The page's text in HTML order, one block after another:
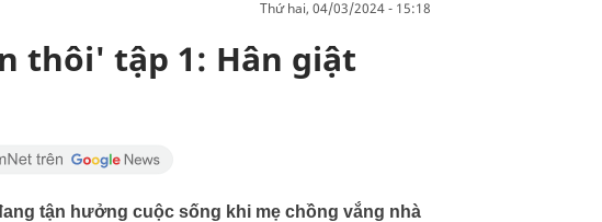
thứ hai, 04/03/2024 - 15:18
thôi' tập 1: Hân giật
tận hưởng cuộc sống khi mẹ chồng vắng nhà